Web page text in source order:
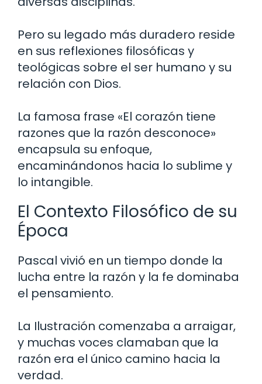
Pero su legado más duradero reside
en sus reflexiones filosóficas y
teológicas sobre el ser humano y su
relación con Dios.
La famosa frase «El corazón tiene
razones que la razón desconoce»
encapsula su enfoque,
encaminándonos hacia lo sublime y
lo intangible.
El Contexto Filosófico de su
Época
Pascal vivió en un tiempo donde la
lucha entre la razón y la fe dominaba
el pensamiento.
La Ilustración comenzaba a arraigar,
y muchas voces clamaban que la
razón era el único camino hacia la
verdad.